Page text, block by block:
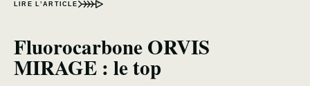
LIRE L’ARTICLE
Fluorocarbone ORVIS
MIRAGE : le top